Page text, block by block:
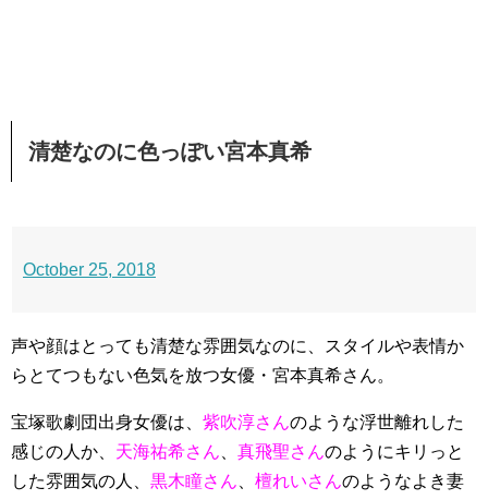
清楚なのに色っぽい宮本真希
October 25, 2018
声や顔はとっても清楚な雰囲気なのに、スタイルや表情か
らとてつもない色気を放つ女優・宮本真希さん。
宝塚歌劇団出身女優は、 紫吹淳さんのような浮世離れした
感じの人か、 天海祐希さん 真飛聖さんのようにキリっと
した雰囲気の人、 黒木瞳さん 檀れいさんのようなよき妻